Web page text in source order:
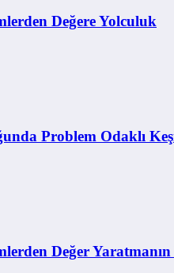
Değere Yolculuk
Problem Odaklı
Değer Yaratmanın